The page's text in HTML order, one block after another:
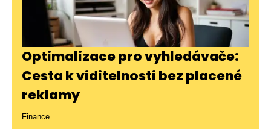
Optimalizace pro vyhledávače:
Cesta k viditelnosti bez placené
reklamy
Finance